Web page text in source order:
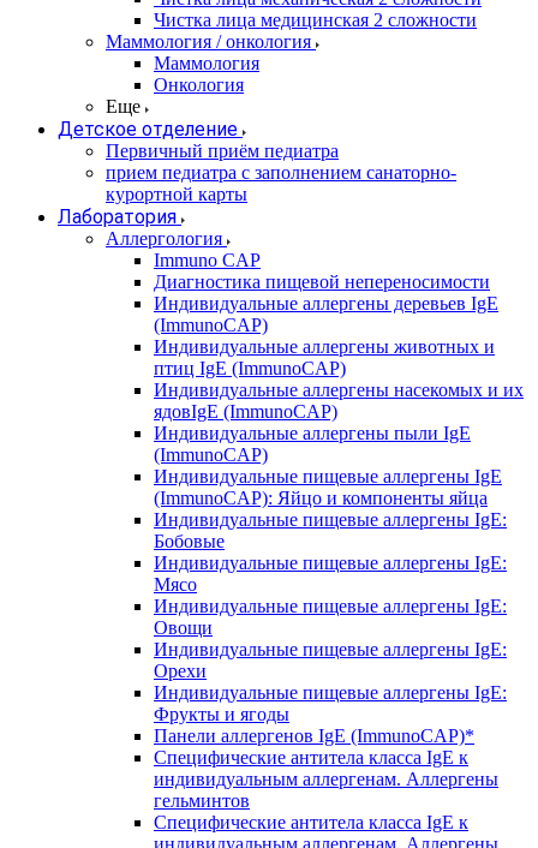
Чистка лица медицинская 2 сложности
Маммология / онкология
Маммология
Онкология
Еще
Детское отделение
Первичный приём педиатра
прием педиатра с заполнением санаторно-
курортной карты
Лаборатория
Аллергология
Immuno CAP
Диагностика пищевой непереносимости
Индивидуальные аллергены деревьев IgE
(ImmunoCAP)
Индивидуальные аллергены животных и
птиц IgE (ImmunoCAP)
Индивидуальные аллергены насекомых и их
ядовIgE (ImmunoCAP)
Индивидуальные аллергены пыли IgE
(ImmunoCAP)
Индивидуальные пищевые аллергены IgE
(ImmunoCAP): Яйцо и компоненты яйца
Индивидуальные пищевые аллергены IgE:
Бобовые
Индивидуальные пищевые аллергены IgE:
Мясо
Индивидуальные пищевые аллергены IgE:
Овощи
Индивидуальные пищевые аллергены IgE:
Орехи
Индивидуальные пищевые аллергены IgE:
Фрукты и ягоды
Панели аллергенов IgE (ImmunoCAP)*
Специфические антитела класса IgE к
индивидуальным аллергенам. Аллергены
гельминтов
Специфические антитела класса IgE к
индивидуальным аллергенам. Аллергены